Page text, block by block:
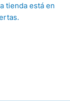
tienda está en